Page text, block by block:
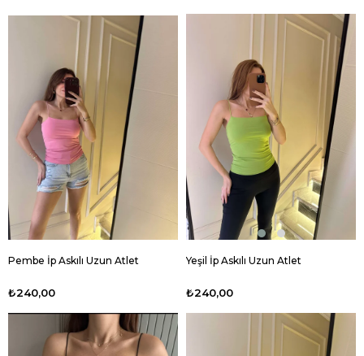
Pembe İp Askılı Uzun Atlet
₺240,00
Yeşil İp Askılı Uzun Atlet
₺240,00